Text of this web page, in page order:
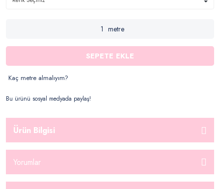
metre
SEPETE EKLE
Kaç metre almalıyım?
Bu ürünü sosyal medyada paylaş!
Ürün Bilgisi
Yorumlar